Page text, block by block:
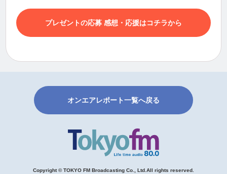
プレゼントの応募 感想・応援はコチラから
オンエアレポート一覧へ戻る
Copyright © TOKYO FM Broadcasting Co., Ltd.All rights reserved.